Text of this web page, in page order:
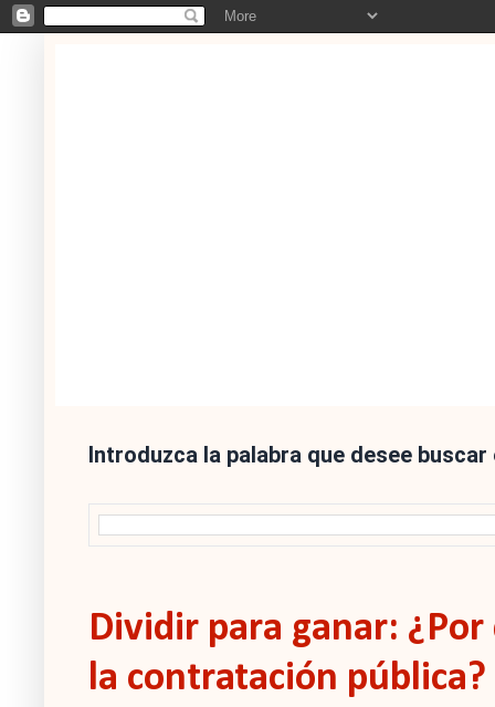
Introduzca la palabra que desee
Dividir para ganar:
la contratación pública?